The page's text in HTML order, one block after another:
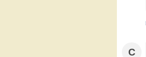
C